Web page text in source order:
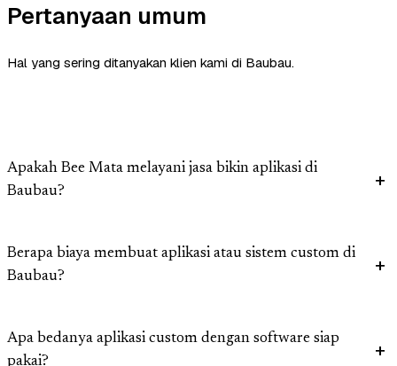
Pertanyaan umum
Hal yang sering ditanyakan klien kami di Baubau.
Apakah Bee Mata melayani jasa bikin aplikasi di
Baubau?
Berapa biaya membuat aplikasi atau sistem custom di
Baubau?
Apa bedanya aplikasi custom dengan software siap
pakai?